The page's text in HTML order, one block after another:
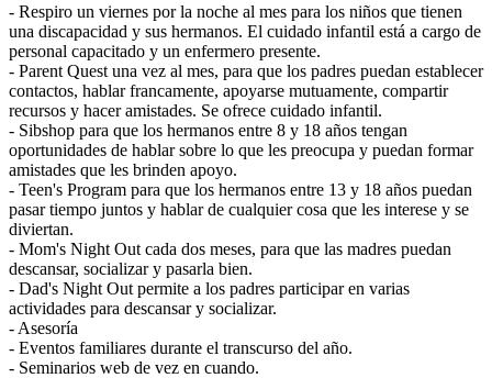
- Respiro un viernes por la noche al mes para los niños que tienen
una discapacidad y sus hermanos. El cuidado infantil está a cargo de
personal capacitado y un enfermero presente.
- Parent Quest una vez al mes, para que los padres puedan establecer
contactos, hablar francamente, apoyarse mutuamente, compartir
recursos y hacer amistades. Se ofrece cuidado infantil.
- Sibshop para que los hermanos entre 8 y 18 años tengan
oportunidades de hablar sobre lo que les preocupa y puedan formar
amistades que les brinden apoyo.
- Teen's Program para que los hermanos entre 13 y 18 años puedan
pasar tiempo juntos y hablar de cualquier cosa que les interese y se
diviertan.
- Mom's Night Out cada dos meses, para que las madres puedan
descansar, socializar y pasarla bien.
- Dad's Night Out permite a los padres participar en varias
actividades para descansar y socializar.
- Asesoría
- Eventos familiares durante el transcurso del año.
- Seminarios web de vez en cuando.